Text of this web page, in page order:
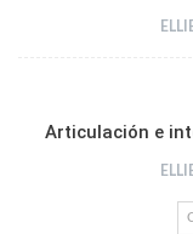
Articulación e